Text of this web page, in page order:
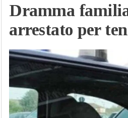
Dramma
arrestato per